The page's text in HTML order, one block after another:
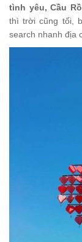
tình yêu, Cầu
thì trời cũng tối,
search nhanh địa